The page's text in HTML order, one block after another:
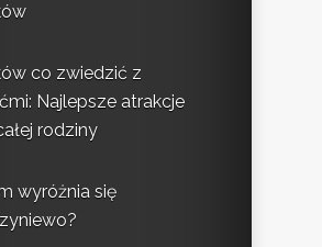
co zwiedzić z
Najlepsze atrakcje
rodziny
wyróżnia się